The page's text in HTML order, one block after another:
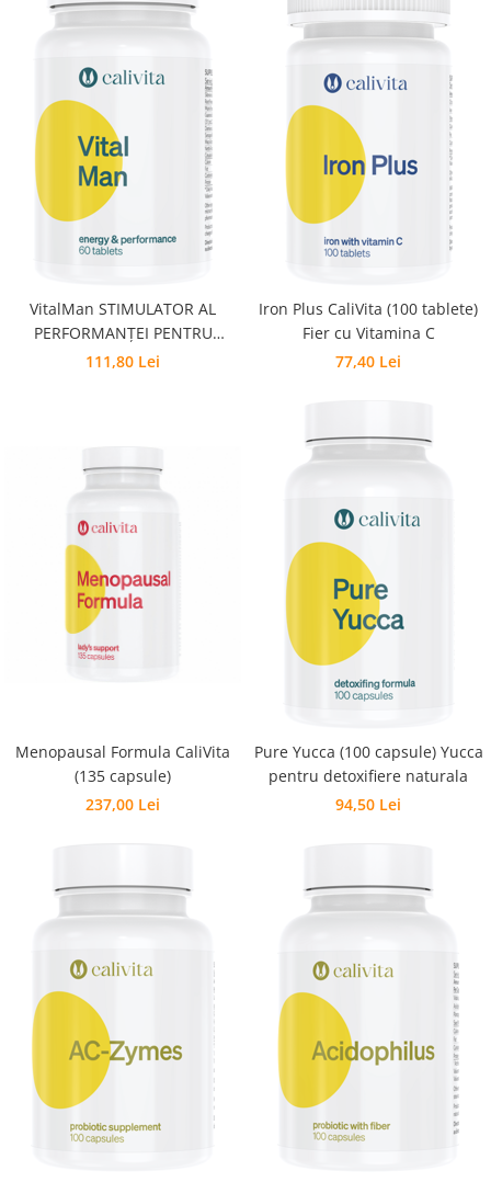
VitalMan STIMULATOR AL
PERFORMANŢEI PENTRU
BĂRBAŢI
111,80 Lei
Iron Plus CaliVita (100 tablete)
Fier cu Vitamina C
77,40 Lei
Menopausal Formula CaliVita
(135 capsule)
237,00 Lei
Pure Yucca (100 capsule) Yucca
pentru detoxifiere naturala
94,50 Lei